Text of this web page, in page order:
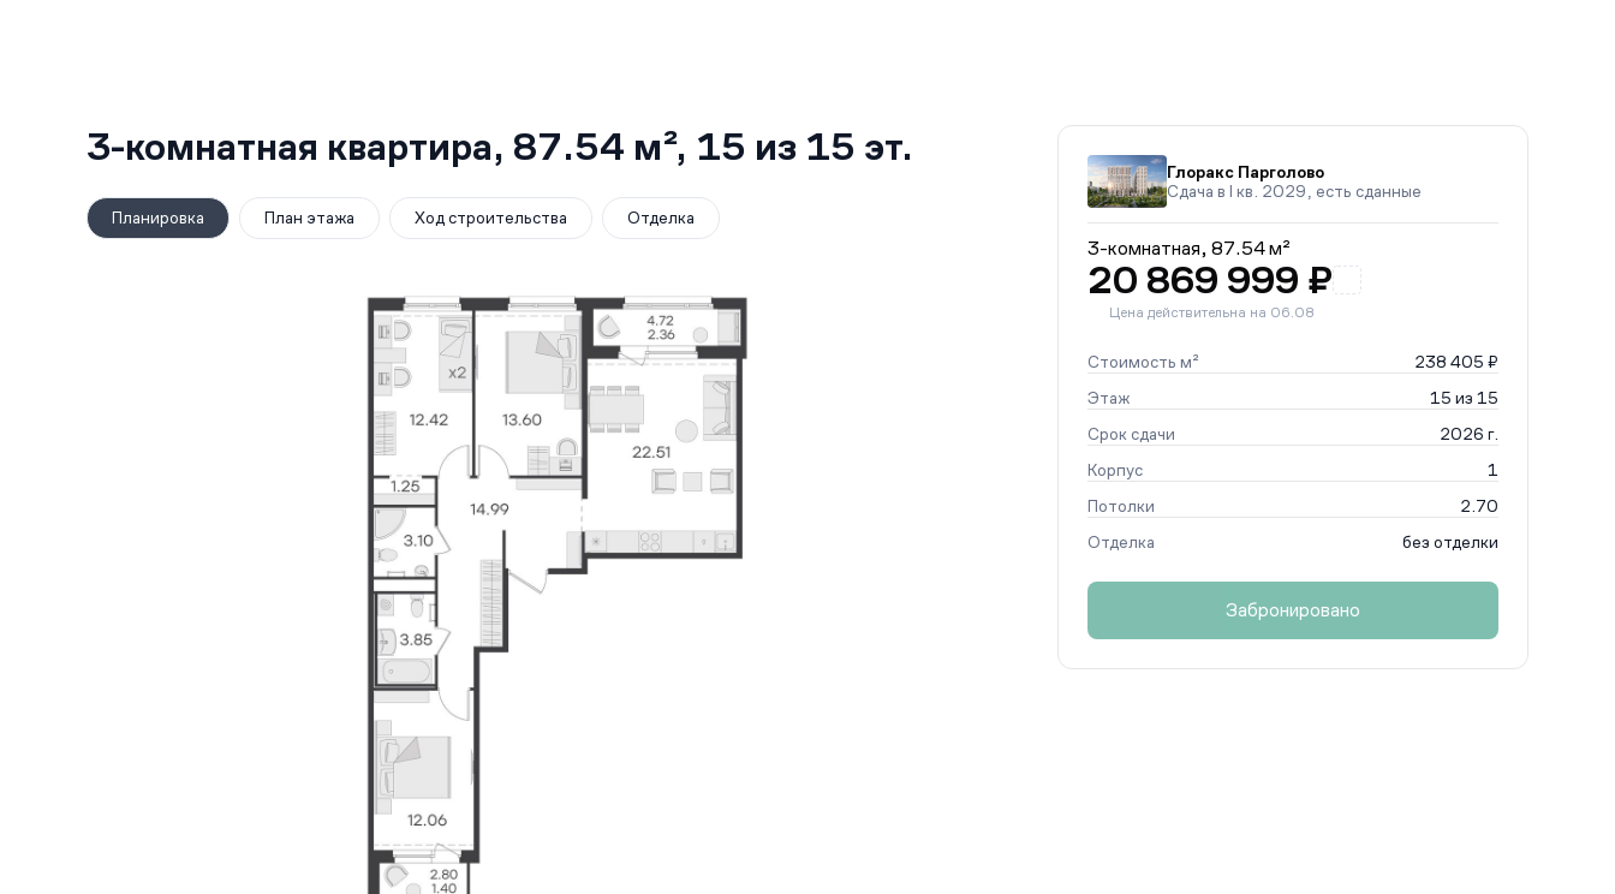
3-комнатная квартира, 87.54 м², 15 из 15 эт.
Планировка План этажа Ход строительства Отделка
Глоракс Парголово
Сдача в I кв. 2029, есть сданные
3-комнатная, 87.54 м²
20 869 999 ₽
Цена действительна на 06.08
Стоимость м²
238 405 ₽
Этаж
15 из 15
Срок сдачи
2026 г.
Корпус
1
Потолки
2.70
Отделка
без отделки
Забронировано